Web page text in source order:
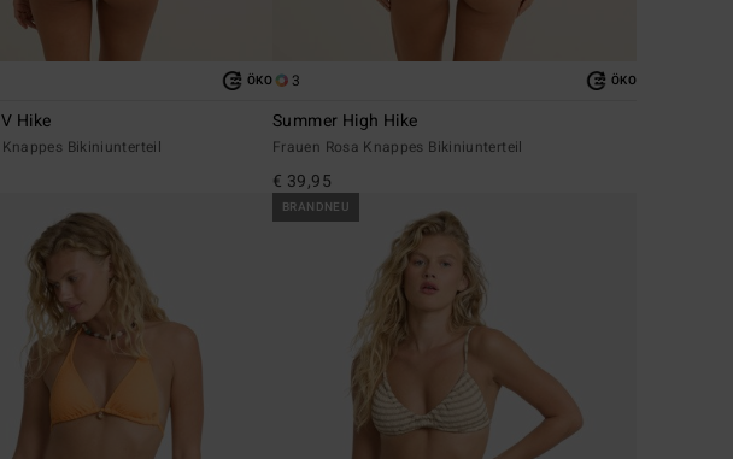
ÖKO
Hike
Bikiniunterteil
3 ÖKO
Summer High Hike
Frauen Rosa Knappes Bikiniunterteil
€ 39,95
BRANDNEU